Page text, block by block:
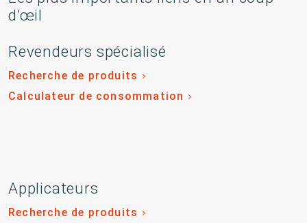
d’œil
Revendeurs spécialisé
Recherche de produits
Calculateur de consommation
Applicateurs
Recherche de produits